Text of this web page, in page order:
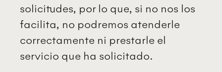
solicitudes, por lo que, si no nos los
facilita, no podremos atenderle
correctamente ni prestarle el
servicio que ha solicitado.